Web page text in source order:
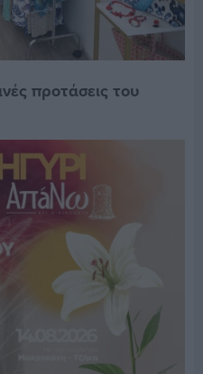
προτάσεις του